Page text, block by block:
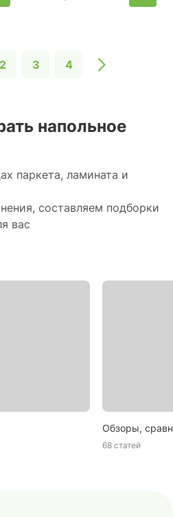
2 3 4
напольное
паркета, ламината и
составляем подборки
вас
Обзоры,
68 статей